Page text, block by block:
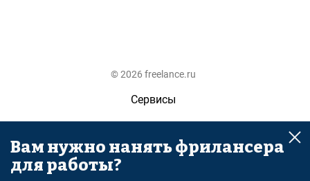
© 2026 freelance.ru
Сервисы
Помощь
Поиск
Вам нужно нанять фрилансера
для работы?